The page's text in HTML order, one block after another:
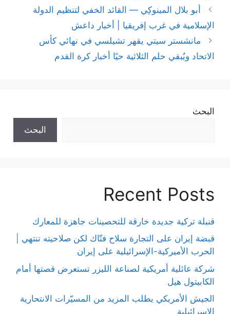
أبو بلال المينوكِي — القائد الخفي لتنظيم الدولة
الإسلامية في غرب إفريقيا | أخبار داعش
مانشستر سيتي يقهر تشيلسي في نهائي كأس
الاتحاد ويُبقي حلم الثلاثية حيًا أخبار كرة القدم
البحث
البحث
Recent Posts
قنبلة تركية جديدة خارقة للتحصينات جاهزة للمعارك
قبضة إيران على التجارة سلاح فتّاك لكن صلاحيته تنتهي |
الحرب الأميركية-الإسرائيلية على إيران
شركة عائلية أمريكية لصناعة الليزر تستعرض قصتها أمام
الكابيتول هيل
الجيش الأمريكي يطلب المزيد من المسيّرات الانتحارية
الإسرائيلية